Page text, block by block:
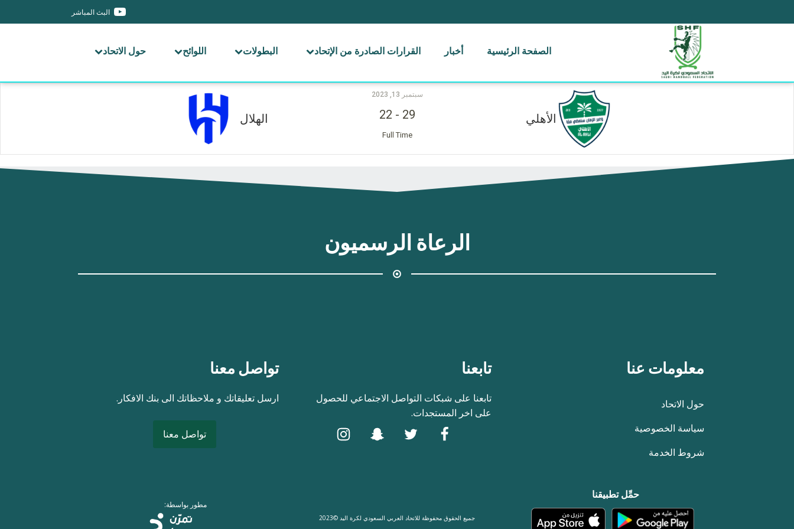
البث المباشر
الصفحة الرئيسية أخبار القرارات الصادرة من الإتحاد البطولات اللوائح حول الاتحاد
الأهلي الهلال
سبتمبر 13, 2023
29
-
22
Full Time
الرعاة الرسميون
معلومات عنا
حول الاتحاد
سياسة الخصوصية
شروط الخدمة
تابعنا
تابعنا على شبكات التواصل الاجتماعي للحصول
على اخر المستجدات.
تواصل معنا
ارسل تعليقاتك و ملاحظاتك الى بنك الافكار.
تواصل معنا
حمِّل تطبيقنا
جميع الحقوق محفوظة للاتحاد العربي السعودي لكرة اليد ©2023
مطور بواسطة: